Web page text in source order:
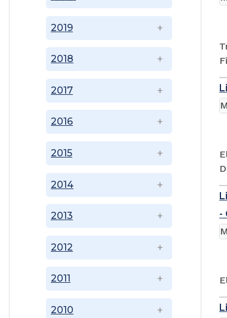
2010
2011
2012
2013
2014
2015
2016
2017
2018
2019
-